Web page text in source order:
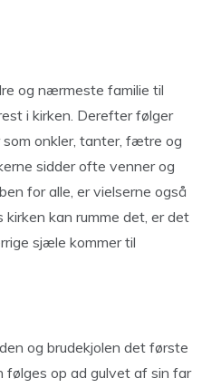
og nærmeste familie til
i kirken. Derefter følger
som onkler, tanter, fætre og
sidder ofte venner og
for alle, er vielserne også
kan rumme det, er det
sjæle kommer til
og brudekjolen det første
følges op ad gulvet af sin far